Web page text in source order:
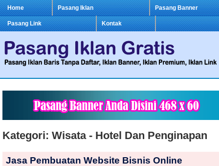
Home Pasang Iklan Pasang Banner
Pasang Link Kontak
Kategori: Wisata - Hotel Dan Penginapan
Jasa Pembuatan Website Bisnis Online